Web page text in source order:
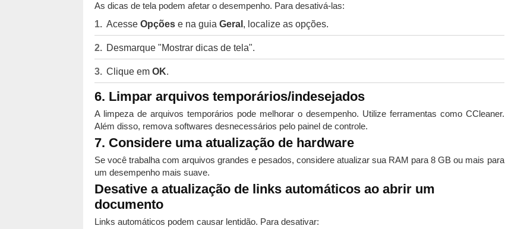
As dicas de tela podem afetar o desempenho. Para desativá-las:
Acesse Opçõese na guia Geral , localize as opções.
Desmarque "Mostrar dicas de tela".
Clique em OK.
6. Limpar arquivos temporários/indesejados
A limpeza de arquivos temporários pode melhorar o desempenho. Utilize ferramentas como CCleaner.
Além disso, remova softwares desnecessários pelo painel de controle.
7. Considere uma atualização de hardware
Se você trabalha com arquivos grandes e pesados, considere atualizar sua RAM para 8 GB ou mais para
um desempenho mais suave.
Desative a atualização de links automáticos ao abrir um
documento
Links automáticos podem causar lentidão. Para desativar: